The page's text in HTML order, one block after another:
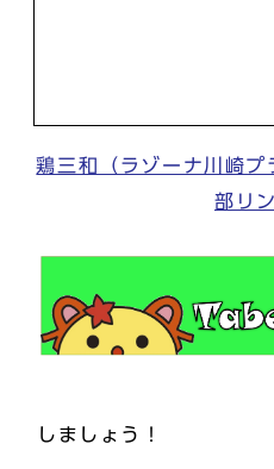
鶏三和（ラゾーナ川崎
部リ
食べ残
しましょう！